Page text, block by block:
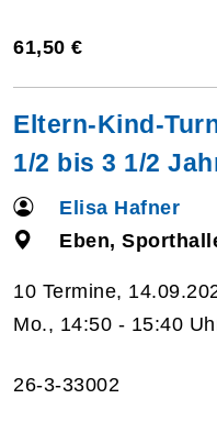
61,50 €
Eltern-Kind-
1/2 bis 3 1/2
Elisa Hafner
Eben,
10 Termine,
Mo., 14:50 - 15:40
26-3-33002